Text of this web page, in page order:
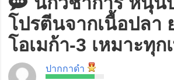
โปรตีนจากเนื้อปลา
โอเมก้า-3 เหมาะทุก
ปากกาดำ